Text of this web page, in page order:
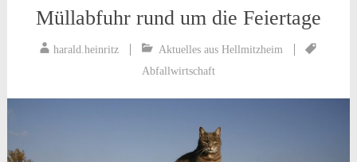
Müllabfuhr rund um die Feiertage
harald.heinritz
Aktuelles aus Hellmitzheim
Abfallwirtschaft